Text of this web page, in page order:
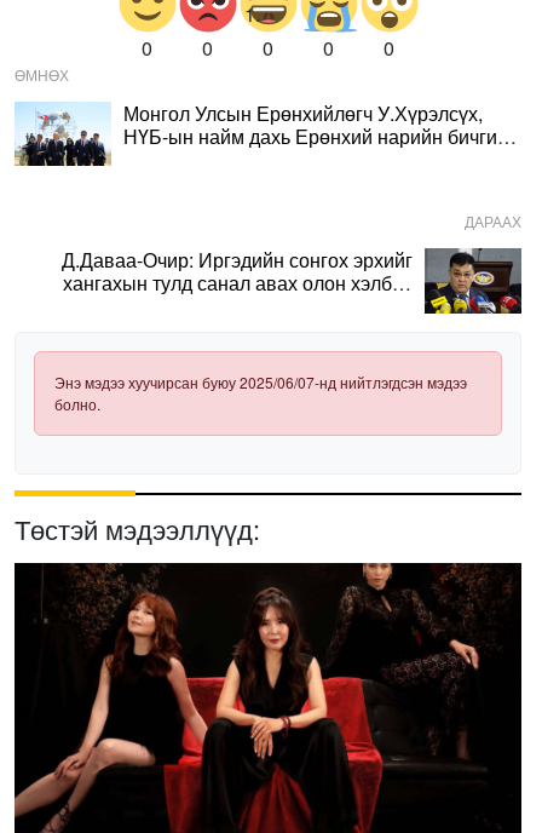
0 0 0 0 0
ӨМНӨХ
Монгол Улсын Ерөнхийлөгч У.Хүрэлсүх,
НҮБ-ын найм дахь Ерөнхий нарийн бичгийн
ДАРААХ
Д.Даваа-Очир: Иргэдийн сонгох эрхийг
хангахын тулд санал авах олон хэлбэр
Энэ мэдээ хуучирсан буюу 2025/06/07-нд нийтлэгдсэн мэдээ
болно.
Төстэй мэдээллүүд: